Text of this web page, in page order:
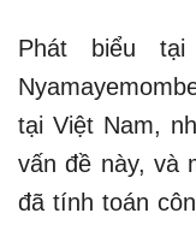
Phát biểu
tại Việt Nam,
vấn đề này, và
đã tính toán